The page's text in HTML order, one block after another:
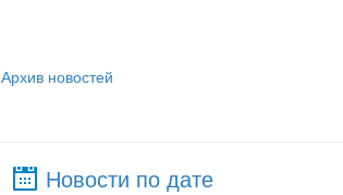
Архив новостей
Новости по дате